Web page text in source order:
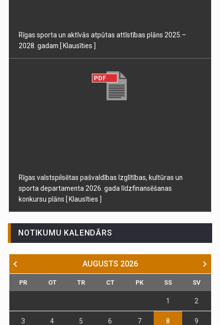
Rīgas sporta un aktīvās atpūtas attīstības plāns 2025.–
2028. gadam [ Klausīties ]
Rīgas valstspilsētas pašvaldības Izglītības, kultūras un
sporta departamenta 2026. gada līdzfinansēšanas
konkursu plāns [ Klausīties ]
NOTIKUMU KALENDĀRS
AUGUSTS 2026
PR OT TR CT PK SS SV
1 2
3 4 5 6 7 8 9